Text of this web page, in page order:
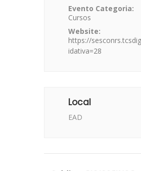
Evento Categoria:
Cursos
Website:
https://
idativa=28
Local
EAD